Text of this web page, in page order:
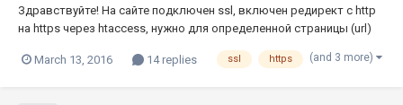
Здравствуйте! На сайте подключен ssl, включен редирект с http
на https через htaccess, нужно для определенной страницы (url)
пожалуйста решение. htaccess: RewriteCond %{SERVER_PORT} 80
March 13, 2016 14 replies ssl https (and 3 more)